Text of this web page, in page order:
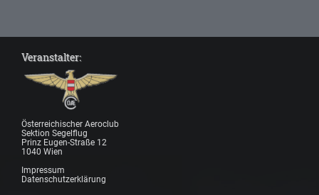
Veranstalter:
Österreichischer Aeroclub
Sektion Segelflug
Prinz Eugen-Straße 12
1040 Wien
Impressum
Datenschutzerklärung